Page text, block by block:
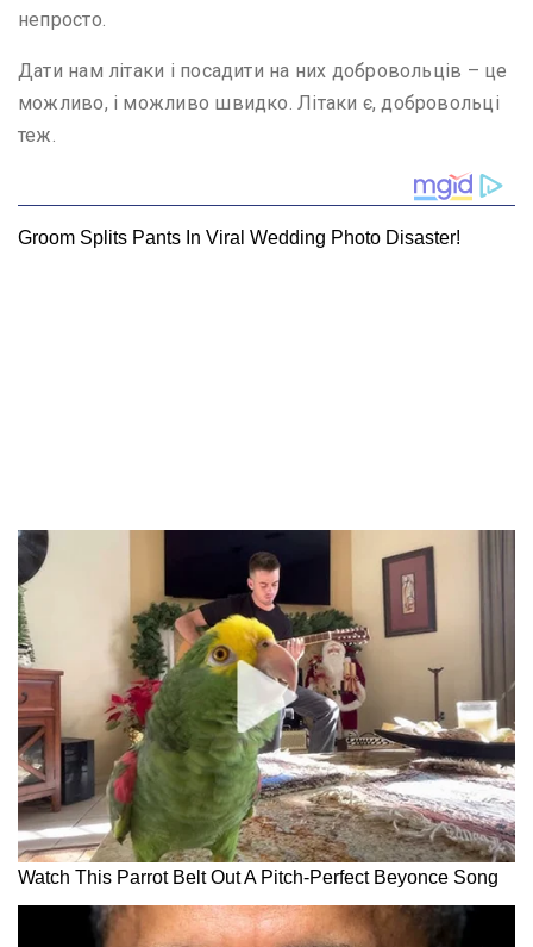
непросто.
Дати нам літаки і посадити на них добровольців – це
можливо, і можливо швидко. Літаки є, добровольці
теж.